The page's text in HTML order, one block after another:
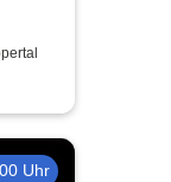
-
Uhr